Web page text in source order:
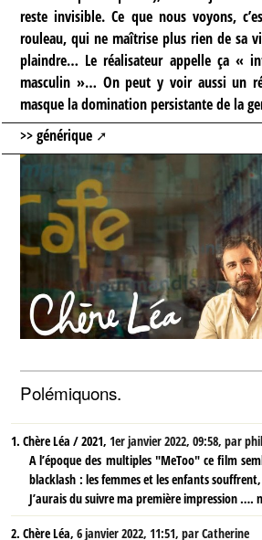
reste invisible. Ce que nous voyons,
rouleau, qui ne maîtrise plus rien de sa
plaindre… Le réalisateur appelle ça «
masculin »… On peut y voir aussi un
masque la domination persistante de la
>> générique
Polémiquons.
1. Chère Léa / 2021,1er janvier 2022, 09:58,par
A l’époque des multiples "MeToo" ce film
blacklash : les femmes et les enfants
J’aurais du suivre ma première impression ….
2. Chère Léa,6 janvier 2022, 11:51,parCatherine